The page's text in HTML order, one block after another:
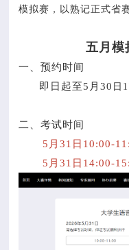
模拟赛，以熟记正式省
五月模
一、预约时间
即日起至5月30 日
二、考试时间
5月31日10:00-
5月31日14:00-